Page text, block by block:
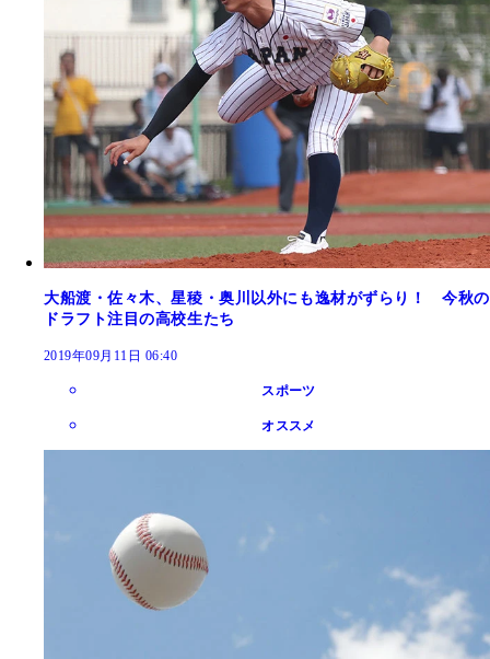
大船渡・佐々木、星稜・奥川以外にも逸材がずらり！ 今秋の
ドラフト注目の高校生たち
2019年09月11日 06:40
スポーツ
オススメ